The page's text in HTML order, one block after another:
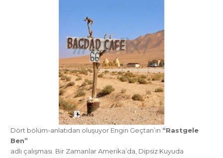
Dört bölüm-anlatıdan oluşuyor Engin Geçtan’ın “Rastgele
Ben”
adlı çalışması. Bir Zamanlar Amerika’da, Dipsiz Kuyuda